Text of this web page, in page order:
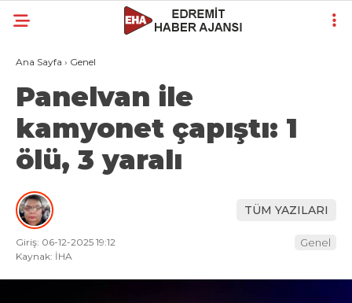
Ana Sayfa › Genel
Panelvan ile
kamyonet çapıştı: 1
ölü, 3 yaralı
TÜM YAZILARI
Giriş: 06-12-2025 19:12
Kaynak: İHA
Genel